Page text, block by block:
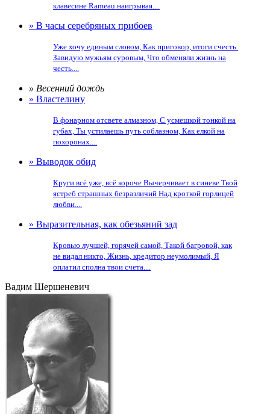
клавесине Rameau наигрывая....
» В часы серебряных прибоев
Уже хочу единым словом, Как приговор, итоги счесть.
Завидую мужьям суровым, Что обменяли жизнь на
честь....
» Весенний дождь
» Властелину
В фонарном отсвете алмазном, С усмешкой тонкой на
губах, Ты устилаешь путь соблазном, Как елкой на
похоронах....
» Выводок обид
Круги всё уже, всё короче Вычерчивает в синеве Твой
ястреб страшных безразличий Над кроткой горлицей
любви....
» Выразительная, как обезьяний зад
Кровью лучшей, горячей самой, Такой багровой, как
не видал никто, Жизнь, кредитор неумолимый, Я
оплатил сполна твои счета....
Вадим Шершеневич